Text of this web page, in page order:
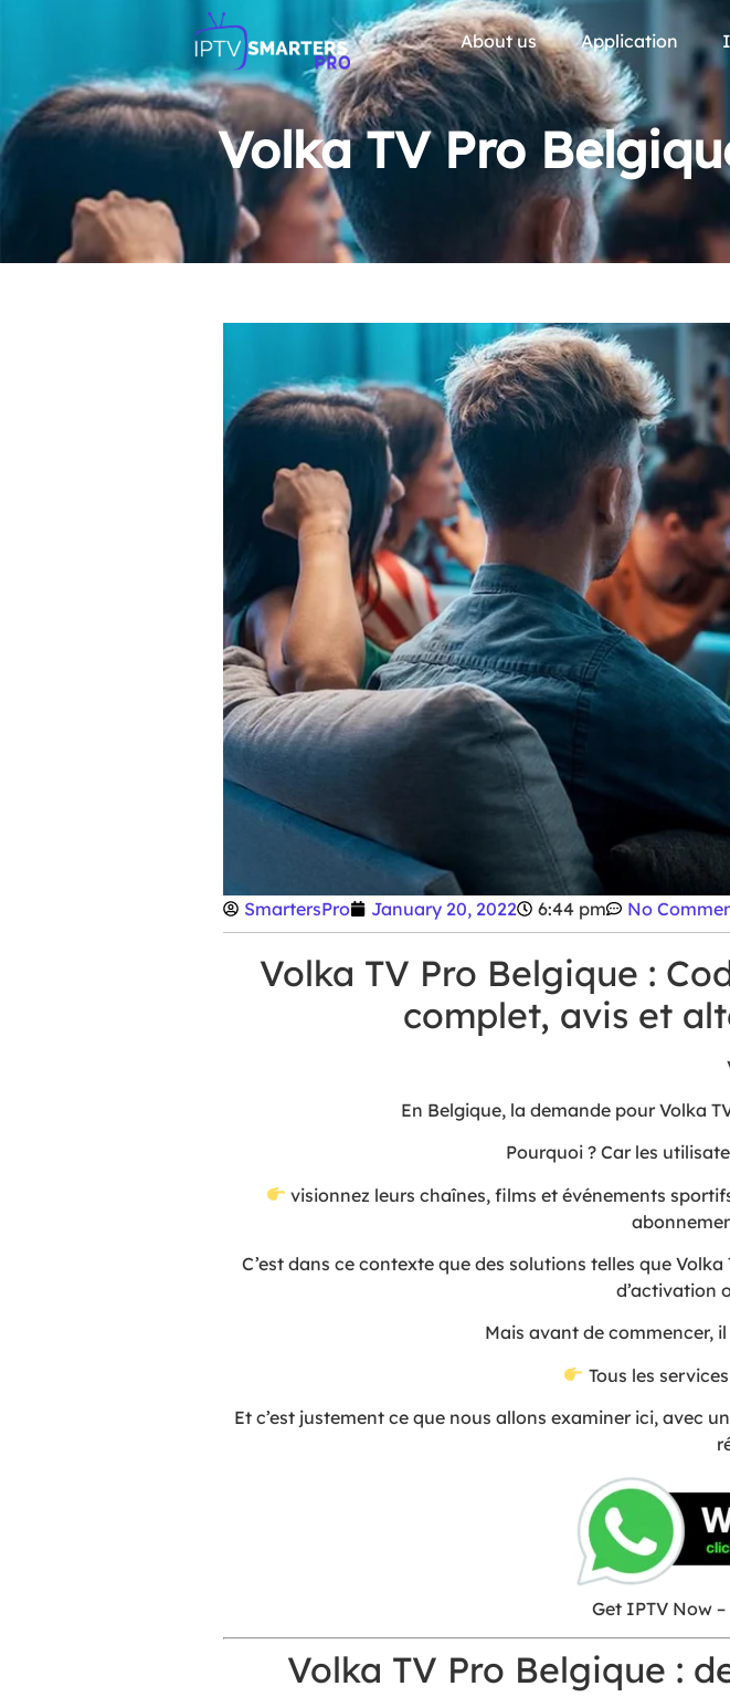
About us Application
Volka TV Pro
SmartersPro January 20, 2022 6:44 pm No
Volka TV Pro Belgique :
complet, avis et
En Belgique, la demande pour Volka
Pourquoi ? Car les
visionnez leurs chaînes, films et événements
C’est dans ce contexte que des solutions telles que
d’activation
Mais avant de commencer,
Tous les
Et c’est justement ce que nous allons examiner ici, avec
Get IPTV Now
Volka TV Pro Belgique :